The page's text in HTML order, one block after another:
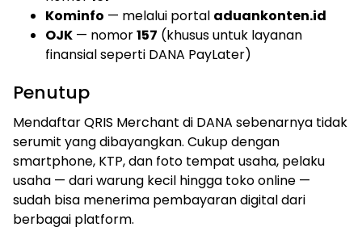
Kominfo — melalui portal aduankonten.id
OJK — nomor157 (khusus untuk layanan
finansial seperti DANA PayLater)
Penutup
Mendaftar QRIS Merchant di DANA sebenarnya tidak
serumit yang dibayangkan. Cukup dengan
smartphone, KTP, dan foto tempat usaha, pelaku
usaha — dari warung kecil hingga toko online —
sudah bisa menerima pembayaran digital dari
berbagai platform.